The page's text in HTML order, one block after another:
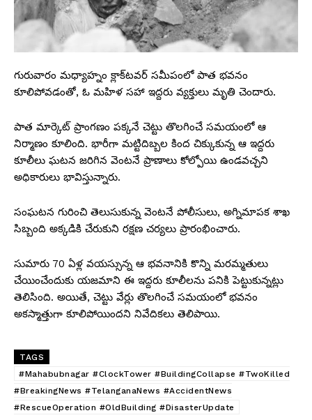
గురువారం మధ్యాహ్నం క్లాక్‌టవర్ సమీపంలో పాత భవనం
కూలిపోవడంతో, ఓ మహిళ సహా ఇద్దరు వ్యక్తులు మృతి చెందారు.
పాత మార్కెట్ ప్రాంగణం పక్కనే చెట్టు తొలగించే సమయంలో ఆ
నిర్మాణం కూలింది. భారీగా మట్టిదిబ్బల కింద చిక్కుకున్న ఆ ఇద్దరు
కూలీలు ఘటన జరిగిన వెంటనే ప్రాణాలు కోల్పోయి ఉండవచ్చని
అధికారులు భావిస్తున్నారు.
సంఘటన గురించి తెలుసుకున్న వెంటనే పోలీసులు, అగ్నిమాపక శాఖ
సిబ్బంది అక్కడికి చేరుకుని రక్షణ చర్యలు ప్రారంభించారు.
సుమారు 70 ఏళ్ల వయస్సున్న ఆ భవనానికి కొన్ని మరమ్మతులు
చేయించేందుకు యజమాని ఈ ఇద్దరు కూలీలను పనికి పెట్టుకున్నట్లు
తెలిసింది. అయితే, చెట్టు వేర్లు తొలగించే సమయంలో భవనం
అకస్మాత్తుగా కూలిపోయిందని నివేదికలు తెలిపాయి.
TAGS
#Mahabubnagar #ClockTower #BuildingCollapse #TwoKilled
#BreakingNews #TelanganaNews #AccidentNews
#RescueOperation #OldBuilding #DisasterUpdate